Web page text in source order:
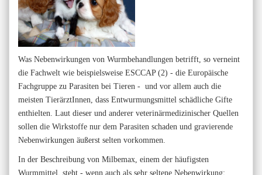
Was Nebenwirkungen von Wurmbehandlungen betrifft, so verneint
die Fachwelt wie beispielsweise ESCCAP (2) - die Europäische
Fachgruppe zu Parasiten bei Tieren - und vor allem auch die
meisten TierärztInnen, dass Entwurmungsmittel schädliche Gifte
enthielten. Laut dieser und anderer veterinärmedizinischer Quellen
sollen die Wirkstoffe nur dem Parasiten schaden und gravierende
Nebenwirkungen äußerst selten vorkommen.
In der Beschreibung von Milbemax, einem der häufigsten
Wurmmittel, steht - wenn auch als sehr seltene Nebenwirkung: